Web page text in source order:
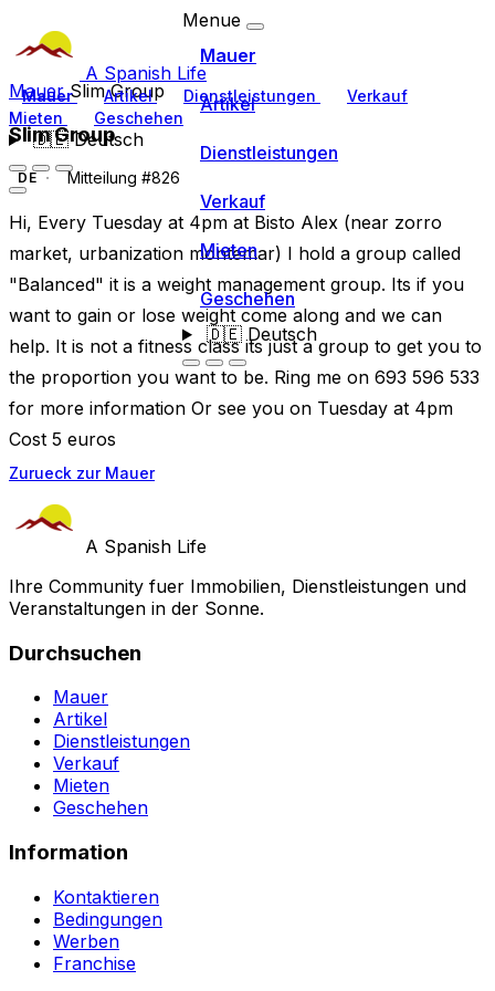
A Spanish Life
Mauer Artikel Dienstleistungen
Verkauf
Mieten
Geschehen
🇩🇪Deutsch
Menue
Mauer
Artikel
Dienstleistungen
Verkauf
Mieten
Geschehen
🇩🇪Deutsch
MauerSlim Group
Slim Group
DE Mitteilung #826
Hi, Every Tuesday at 4pm at Bisto Alex (near zorro
market, urbanization montemar) I hold a group called
"Balanced" it is a weight management group. Its if you
want to gain or lose weight come along and we can
help. It is not a fitness class its just a group to get you to
the proportion you want to be. Ring me on 693 596 533
for more information Or see you on Tuesday at 4pm
Cost 5 euros
Zurueck zur Mauer
A Spanish Life
Ihre Community fuer Immobilien, Dienstleistungen und
Veranstaltungen in der Sonne.
Durchsuchen
Mauer
Artikel
Dienstleistungen
Verkauf
Mieten
Geschehen
Information
Kontaktieren
Bedingungen
Werben
Franchise